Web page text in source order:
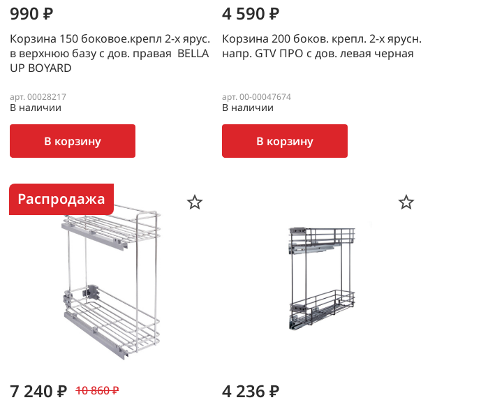
990 ₽
Корзина 150 боковое.крепл 2-х ярус.
в верхнюю базу с дов. правая BELLA
UP BOYARD
арт. 00028217
В наличии
В корзину
4 590 ₽
Корзина 200 боков. крепл. 2-х ярусн.
напр. GTV ПРО с дов. левая черная
арт. 00-00047674
В наличии
В корзину
Распродажа
7 240 ₽ 10 860 ₽
4 236 ₽